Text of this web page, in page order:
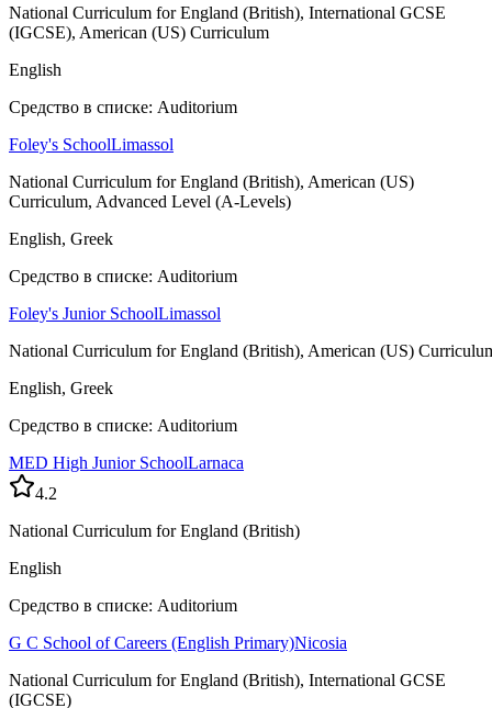
National Curriculum for England (British), International GCSE
(IGCSE), American (US) Curriculum
English
Средство в списке: Auditorium
Foley's SchoolLimassol
National Curriculum for England (British), American (US)
Curriculum, Advanced Level (A-Levels)
English, Greek
Средство в списке: Auditorium
Foley's Junior SchoolLimassol
National Curriculum for England (British), American (US)
English, Greek
Средство в списке: Auditorium
MED High Junior SchoolLarnaca
4.2
National Curriculum for England (British)
English
Средство в списке: Auditorium
G C School of Careers (English Primary)Nicosia
National Curriculum for England (British), International GCSE
(IGCSE)